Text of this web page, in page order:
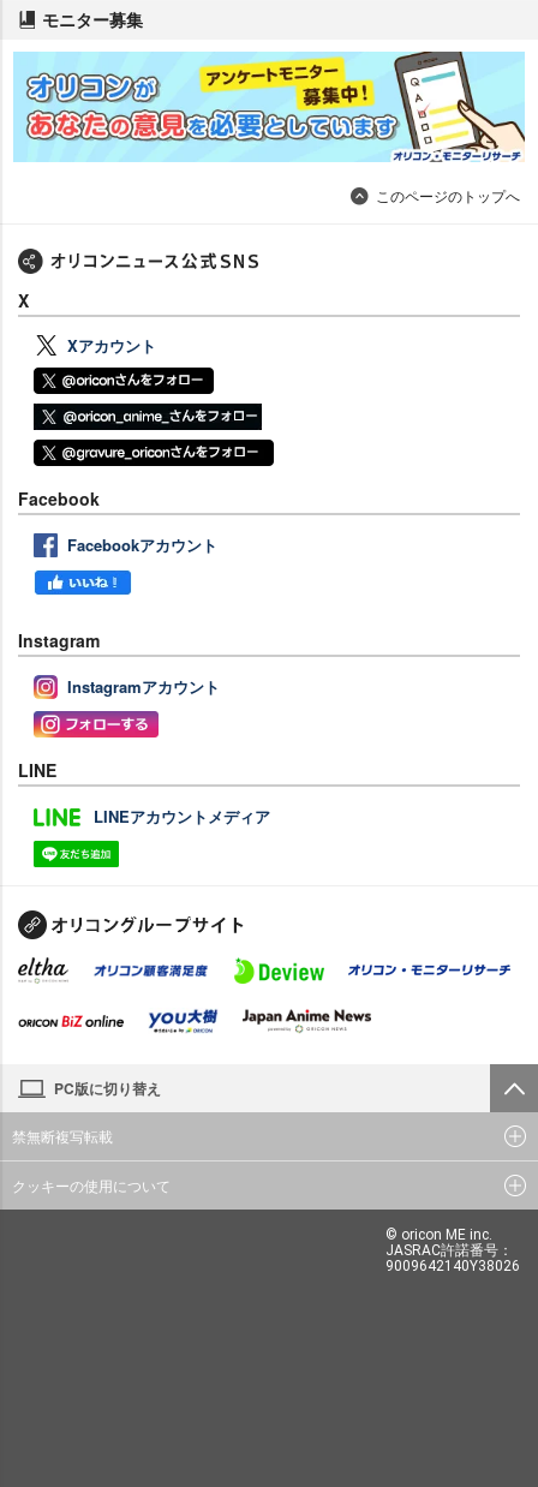
モニター募集
このページのトップへ
X
Xアカウント
Facebook
Facebookアカウント
Instagram
Instagramアカウント
LINE
LINEアカウントメディア
PC版に切り替え
禁無断複写転載
クッキーの使用について
© oricon ME inc.
JASRAC許諾番号：
9009642140Y38026